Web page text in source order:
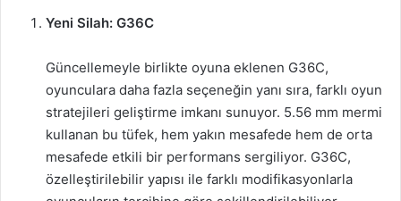
Yeni Silah: G36C
Güncellemeyle birlikte oyuna eklenen G36C,
oyunculara daha fazla seçeneğin yanı sıra, farklı oyun
stratejileri geliştirme imkanı sunuyor. 5.56 mm mermi
kullanan bu tüfek, hem yakın mesafede hem de orta
mesafede etkili bir performans sergiliyor. G36C,
özelleştirilebilir yapısı ile farklı modifikasyonlarla